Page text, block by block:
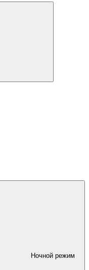
Ночной режим